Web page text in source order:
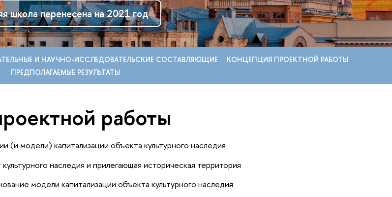
школа перенесена на 2021 год
И НАУЧНО-ИССЛЕДОВАТЕЛЬСКИЕ СОСТАВЛЯЮЩИЕ
КОНЦЕПЦИЯ ПРОЕКТНОЙ РАБОТЫ
ПРЕДПОЛАГАЕМЫЕ РЕЗУЛЬТАТЫ
работы
(и модели) капитализации объекта культурного наследия
наследия и прилегающая историческая территория
модели капитализации объекта культурного наследия